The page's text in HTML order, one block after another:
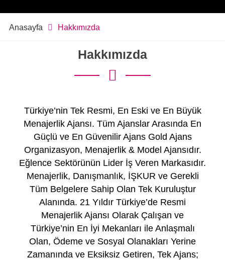
Anasayfa Hakkımızda
Hakkımızda
Türkiye’nin Tek Resmi, En Eski ve En Büyük
Menajerlik Ajansı. Tüm Ajanslar Arasında En
Güçlü ve En Güvenilir Ajans Gold Ajans
Organizasyon, Menajerlik & Model Ajansıdır.
Eğlence Sektörünün Lider İş Veren Markasıdır.
Menajerlik, Danışmanlık, İŞKUR ve Gerekli
Tüm Belgelere Sahip Olan Tek Kuruluştur
Alanında. 21 Yıldır Türkiye’de Resmi
Menajerlik Ajansı Olarak Çalışan ve
Türkiye’nin En İyi Mekanları ile Anlaşmalı
Olan, Ödeme ve Sosyal Olanakları Yerine
Zamanında ve Eksiksiz Getiren, Tek Ajans;